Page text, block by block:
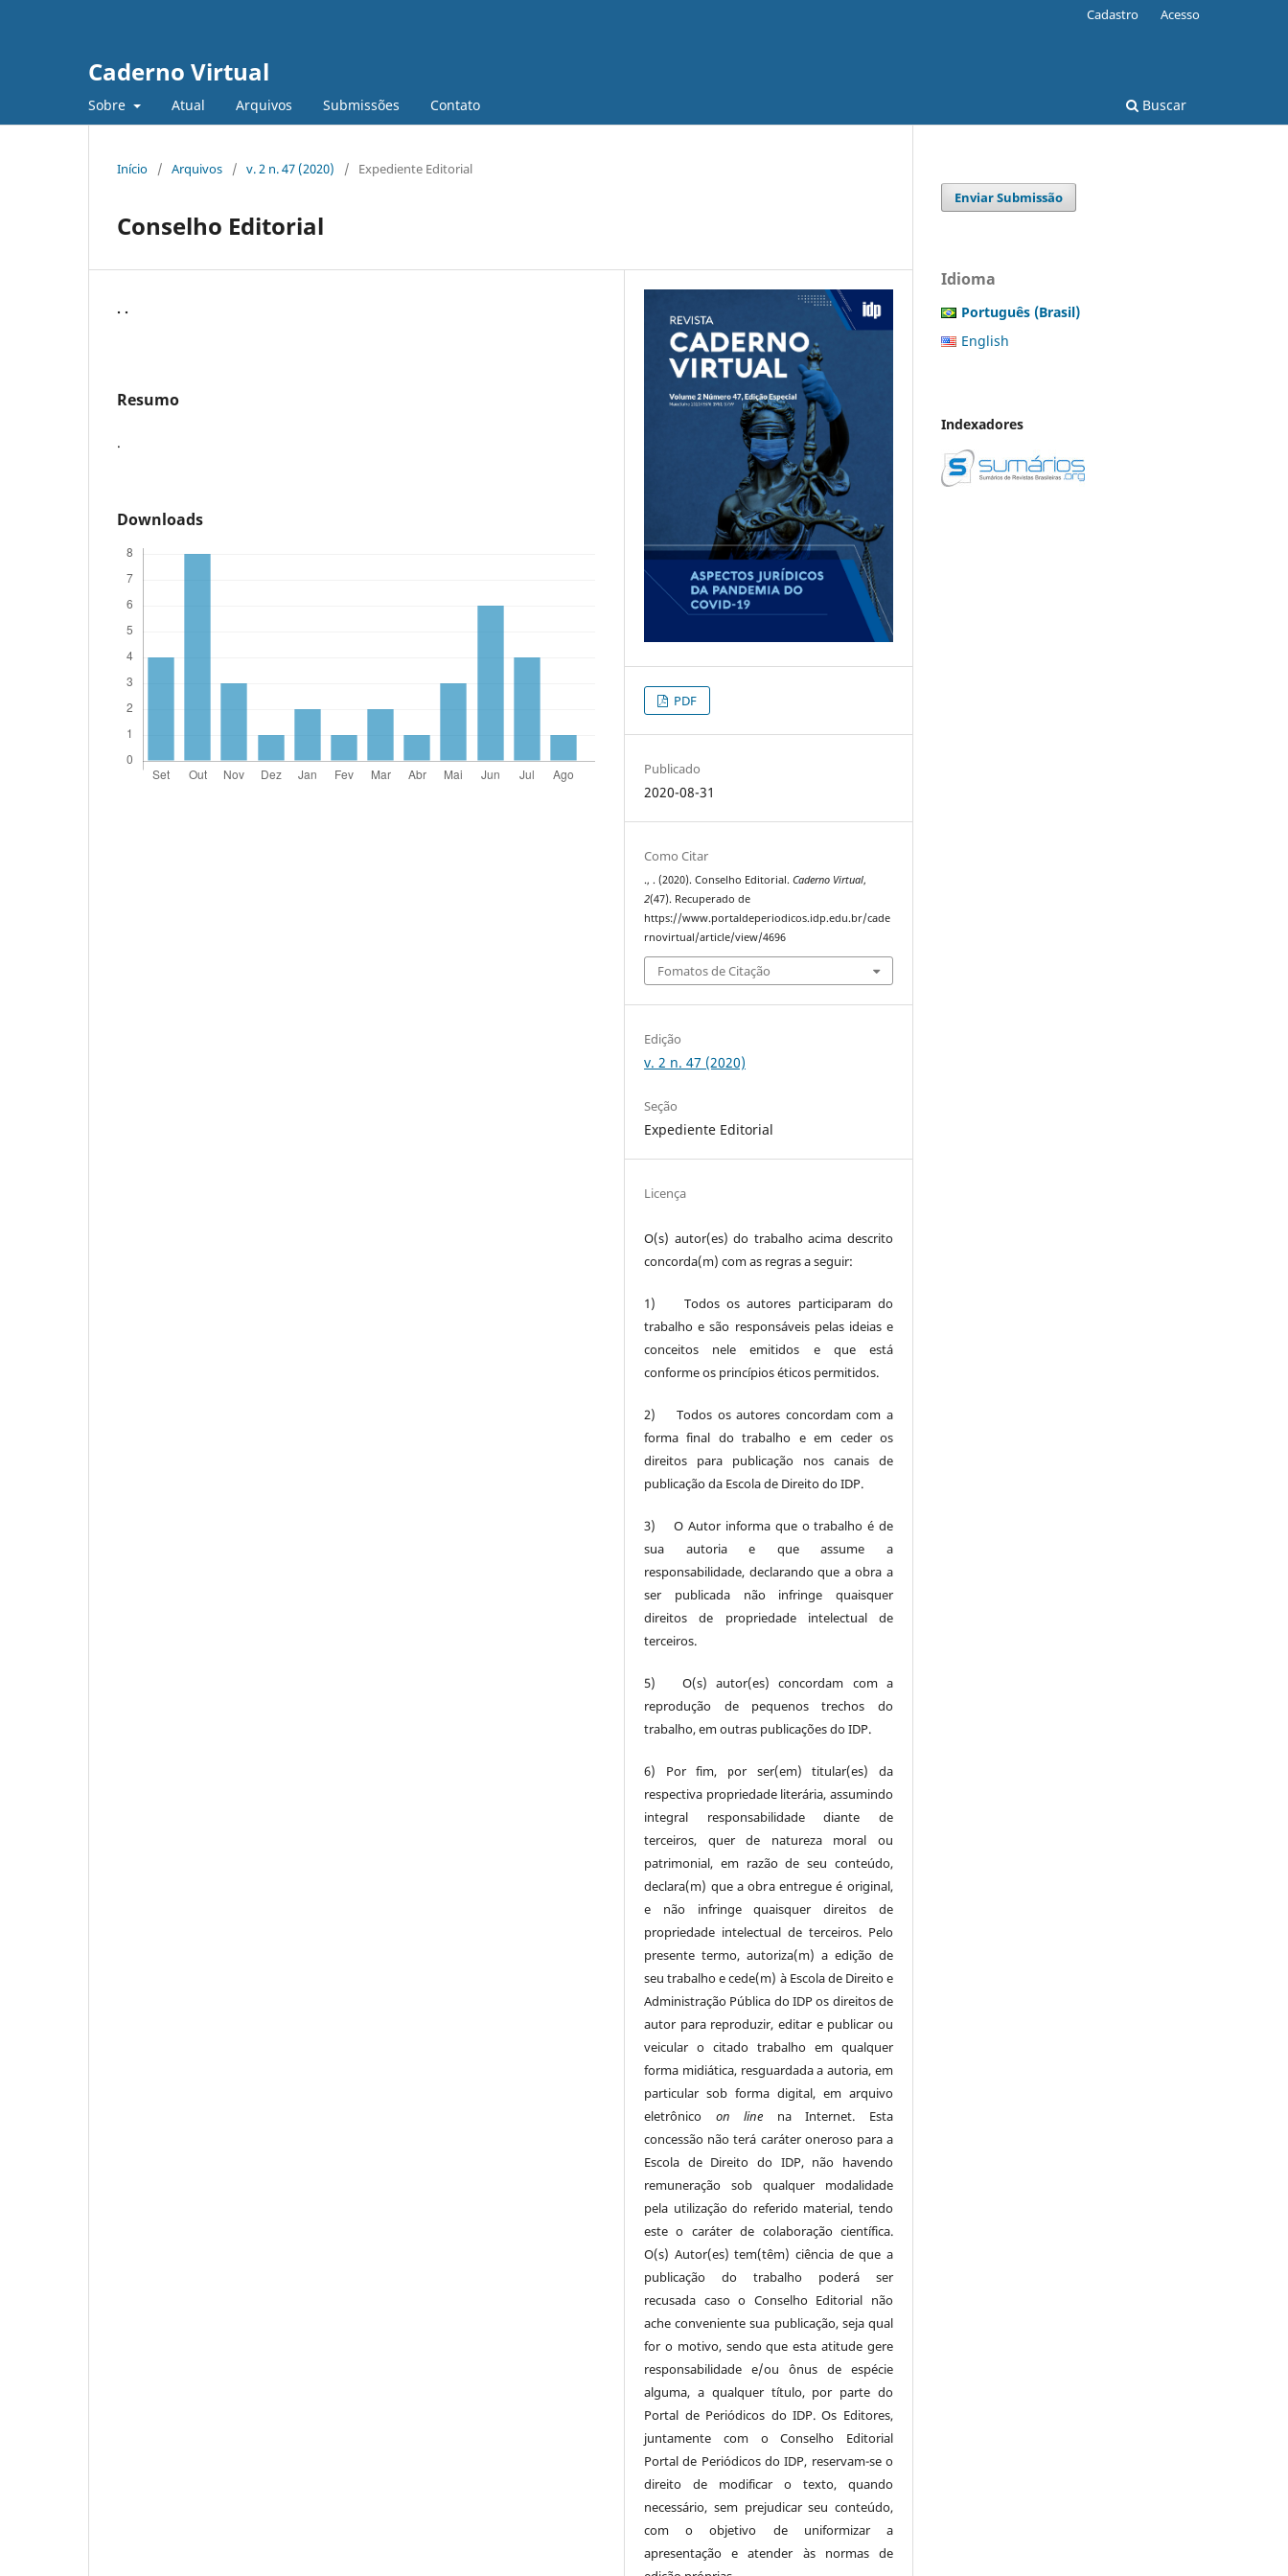
Caderno Virtual
Sobre Atual Arquivos Submissões Contato Buscar
Cadastro Acesso
Início / Arquivos / v. 2 n. 47 (2020) / Expediente Editorial
Conselho Editorial
. .
Resumo
.
Downloads
PDF
Publicado
2020-08-31
Como Citar
., . (2020). Conselho Editorial.Caderno Virtual,
2(47). Recuperado de
https://www.portaldeperiodicos.idp.edu.br/cade
rnovirtual/article/view/4696
Fomatos de Citação
Edição
v. 2 n. 47 (2020)
Seção
Expediente Editorial
Licença
O(s) autor(es) do trabalho acima descrito
concorda(m) com as regras a seguir:
1) Todos os autores participaram do
trabalho e são responsáveis pelas ideias e
conceitos nele emitidos e que está
conforme os princípios éticos permitidos.
2) Todos os autores concordam com a
forma final do trabalho e em ceder os
direitos para publicação nos canais de
publicação da Escola de Direito do IDP.
3) O Autor informa que o trabalho é de
sua autoria e que assume a
responsabilidade, declarando que a obra a
ser publicada não infringe quaisquer
direitos de propriedade intelectual de
terceiros.
5) O(s) autor(es) concordam com a
reprodução de pequenos trechos do
trabalho, em outras publicações do IDP.
6) Por fim, por ser(em) titular(es) da
respectiva propriedade literária, assumindo
integral responsabilidade diante de
terceiros, quer de natureza moral ou
patrimonial, em razão de seu conteúdo,
declara(m) que a obra entregue é original,
e não infringe quaisquer direitos de
propriedade intelectual de terceiros. Pelo
presente termo, autoriza(m) a edição de
seu trabalho e cede(m) à Escola de Direito e
Administração Pública do IDP os direitos de
autor para reproduzir, editar e publicar ou
veicular o citado trabalho em qualquer
forma midiática, resguardada a autoria, em
particular sob forma digital, em arquivo
eletrônico on line na Internet. Esta
concessão não terá caráter oneroso para a
Escola de Direito do IDP, não havendo
remuneração sob qualquer modalidade
pela utilização do referido material, tendo
este o caráter de colaboração científica.
O(s) Autor(es) tem(têm) ciência de que a
publicação do trabalho poderá ser
recusada caso o Conselho Editorial não
ache conveniente sua publicação, seja qual
for o motivo, sendo que esta atitude gere
responsabilidade e/ou ônus de espécie
alguma, a qualquer título, por parte do
Portal de Periódicos do IDP. Os Editores,
juntamente com o Conselho Editorial
Portal de Periódicos do IDP, reservam-se o
direito de modificar o texto, quando
necessário, sem prejudicar seu conteúdo,
com o objetivo de uniformizar a
apresentação e atender às normas de
Enviar Submissão
Idioma
Português (Brasil)
English
Indexadores